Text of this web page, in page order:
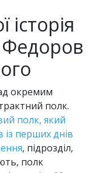
історія
Федоров
окремим
полк.
полк, який
із перших днів
, підрозділ,
полк